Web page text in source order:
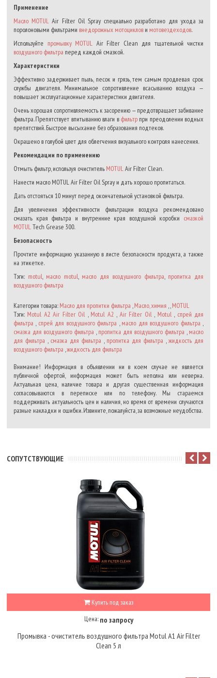
Применение
Масло MOTUL Air Filter Oil Spray специально разработано для ухода за
поролоновыми фильтрами внедорожных мотоциклов и мотовездеходов.
Используйте промывку MOTUL Air Filter Clean для тщательной чистки
воздушного фильтра перед каждой смазкой.
Характеристики
Эффективно задерживает пыль, песок и грязь, тем самым продлевая срок
службы двигателя. Минимальное сопротивление всасыванию воздуха —
повышает эксплуатационные характеристики двигателя.
Очень хорошая сопротивляемость к засорению — предотвращает забивание
фильтра. Препятствует впитыванию влаги в фильтрпри преодолении водных
препятствий. Быстрое высыхание без образования подтеков.
Окрашено в голубой цвет для облегчения визуального контроля нанесения.
Рекомендации по применению
Отмыть фильтр, используя очиститель MOTULAir Filter Clean.
Нанести масло MOTUL Air Filter Oil Spray и дать хорошо пропитаться.
Дать отстояться 10 минут перед окончательной установкой фильтра.
Для увеличения эффективности фильтрации воздуха рекомендовано
смазать края фильтра и внутренние края воздушной коробки смазкой
MOTULTech Grease 300.
Безопасность
Прочтите информацию указанную в листе безопасности продукта, а также
на этикетке.
Тэги: motul, масло motul, масло для воздушного фильтра, пропитка для
воздушного фильтра
Категории товара: Масло для пропитки фильтра ,Масло, химия , ,MOTUL
Тэги: Motul A2 Air Filter Oil , Motul A2 , Air Filter Oil, Motul, спрей для
фильтра , спрей для воздушного фильтра , масло для воздушного фильтра ,
смазка для воздушного фильтра , пропитка для воздушного фильтра , масло
для фильтра , смазка для фильтра , пропитка для фильтра , жидкость для
воздушного фильтра ,жидкость для фильтра
Внимание! Информация в объявлении ни в коем случае не является
публичной офертой, информация может быть неполна или неверна.
Актуальная цена, наличие товара и другая существенная информация
согласовываются в переписке или по телефону. Мы стараемся
поддерживать актуальность цен и наличия, но время от времени случаются
разные накладки и ошибки. Извините, пожалуйста, за возможные неудобства.
CОПУТСТВУЮЩИЕ
Купить под заказ
Цена: по запросу
Промывка - очиститель воздушного фильтра Motul A1 Air Filter
Clean 5 л